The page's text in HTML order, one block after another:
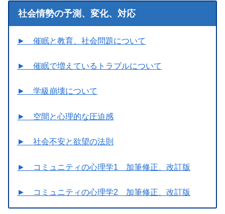
社会情勢の予測、変化、対応
► 催眠と教育、社会問題について
► 催眠で増えているトラブルについて
► 学級崩壊について
► 空間と心理的な圧迫感
► 社会不安と欲望の法則
► コミュニティの心理学1 加筆修正、改訂版
► コミュニティの心理学2 加筆修正、改訂版